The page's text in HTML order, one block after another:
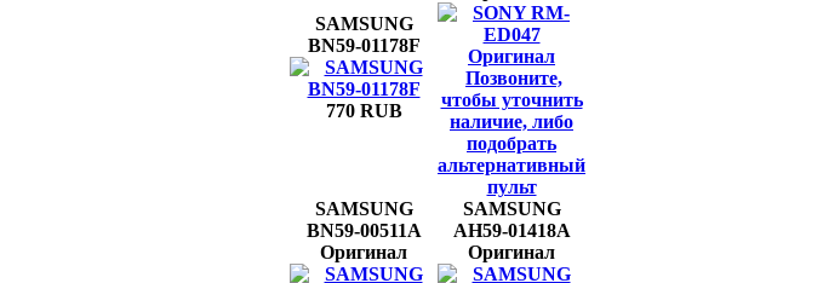
SAMSUNG
BN59-01178F
770 RUB
Позвоните,
чтобы уточнить
наличие, либо
подобрать
альтернативный
пульт
SAMSUNG
BN59-00511A
Оригинал
SAMSUNG
AH59-01418A
Оригинал